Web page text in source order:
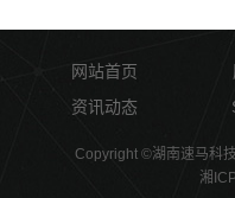
网站首页
资讯动态
Copyright ©湖南速马科
湘